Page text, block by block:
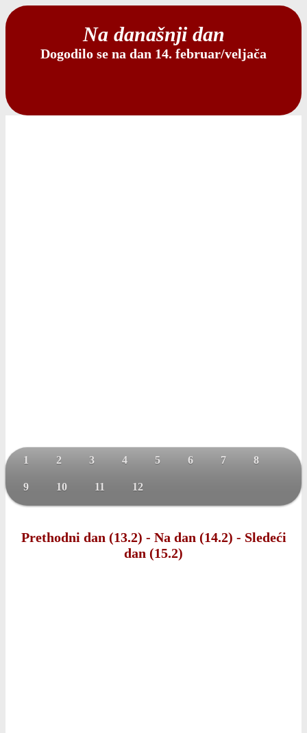
Na današnji dan
Dogodilo se na dan 14. februar/veljača
1 2 3 4 5 6 7 8
9 10 11 12
Prethodni dan (13.2) - Na dan (14.2) - Sledeći
dan (15.2)